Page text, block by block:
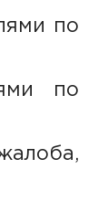
по
по